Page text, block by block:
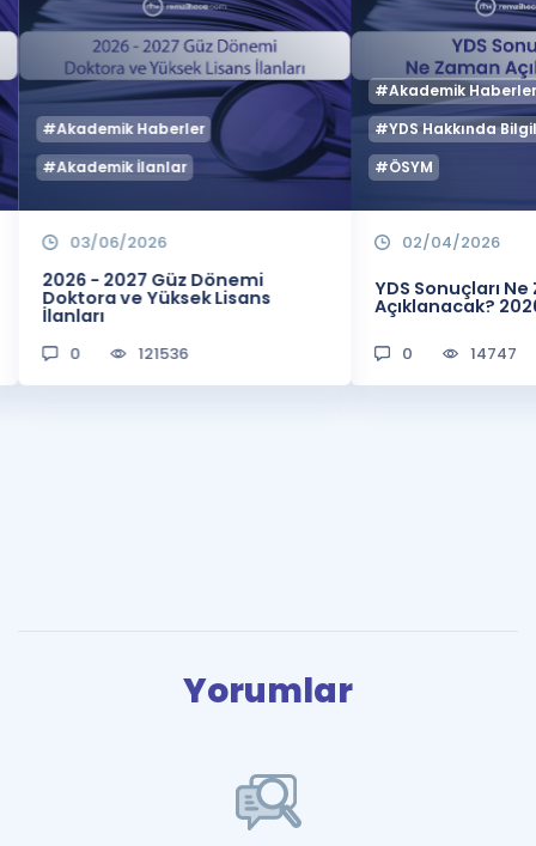
#Akademik Haberler
#Akademik İlanlar
03/06/2026
2026 - 2027 Güz Dönemi
Doktora ve Yüksek Lisans
İlanları
0 121536
#Akademik
#YDS Hakkında
#ÖSYM
02/04/2026
YDS Sonuçları
Açıklanacak?
0 14747
Yorumlar